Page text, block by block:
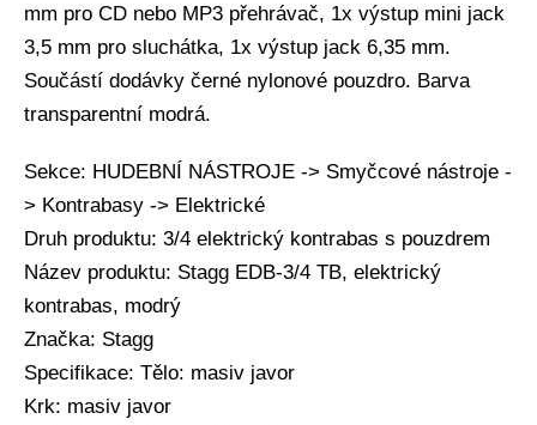
mm pro CD nebo MP3 přehrávač, 1x výstup mini jack
3,5 mm pro sluchátka, 1x výstup jack 6,35 mm.
Součástí dodávky černé nylonové pouzdro. Barva
transparentní modrá.
Sekce: HUDEBNÍ NÁSTROJE -> Smyčcové nástroje -
> Kontrabasy -> Elektrické
Druh produktu: 3/4 elektrický kontrabas s pouzdrem
Název produktu: Stagg EDB-3/4 TB, elektrický
kontrabas, modrý
Značka: Stagg
Specifikace: Tělo: masiv javor
Krk: masiv javor